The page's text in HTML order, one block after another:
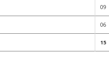
09
06
15